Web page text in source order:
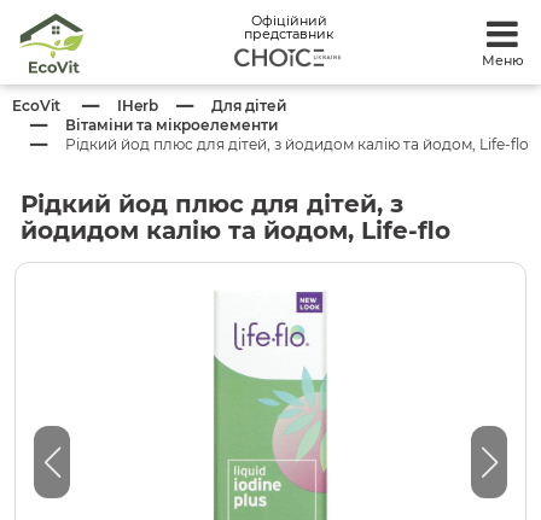
Офіційний
представник
Меню
EcoVit IHerb
Для дітей
Вітаміни та мікроелементи
Рідкий йод плюс для дітей, з йодидом калію та йодом, Life-flo
Рідкий йод плюс для дітей, з
йодидом калію та йодом, Life-flo